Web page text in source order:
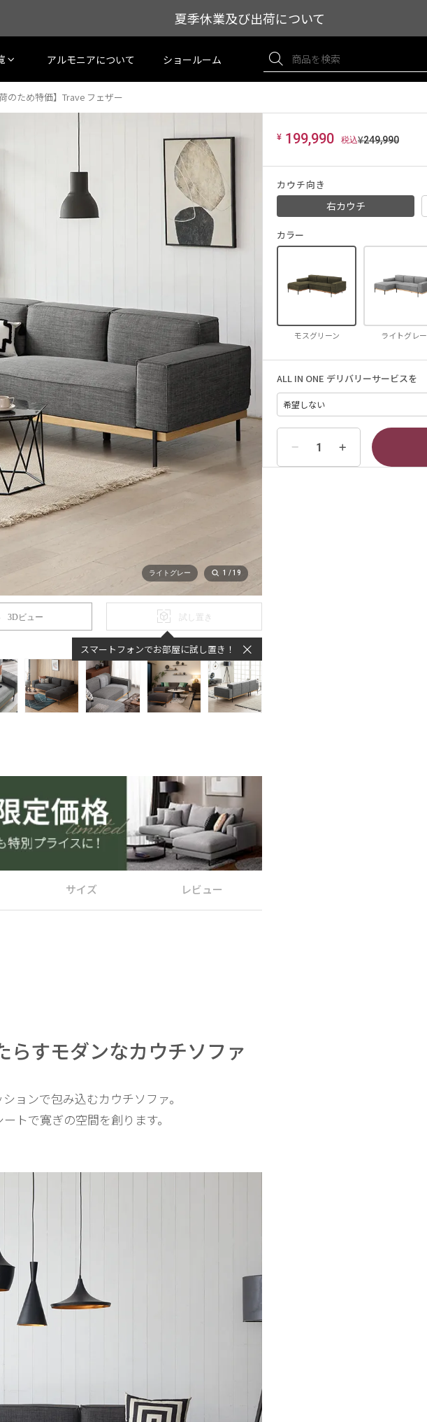
夏季休業及び出荷について
アルモニアについて ショールーム
のため特価】Trave フェザー
¥249,990
¥ 199,990
カウチ向き
右カウチ
カラー
モスグリーン ライトグレー
ALL IN ONE デリバリーサービスを
ライトグレー 1 /19
3Dビュー 試し置き
スマートフォンでお部屋に試し置き！
サイズ レビュー
らすモダンなカウチソファ
ョンで包み込むカウチソファ。
トで寛ぎの空間を創ります。